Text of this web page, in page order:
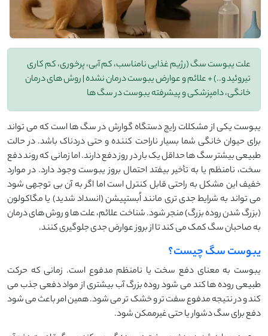
علت یبوست سگ (رژیم غذایی نامناسب، کم آبی، پرخوری، کم کاری
تیروئید و..) + علائم و عوارض یبوست درمان نشده | روش های درمان
خانگی، دامپزشکی و پیشرفته یبوست در سگ ها
یبوست یکی از مشکلات رایج دستگاه گوارش در سگ ها است که می تواند
برای حیوان خانگی شما بسیار ناراحت کننده و حتی دردناک باشد. در حالت
طبیعی بیشتر سگ ها حداقل یک بار در روز دفع دارند. اما زمانی که روند دفع
سخت، نامنظم یا به تأخیر بیفتد احتمال بروز یبوست وجود دارد. در موارد
خفیف این مشکل به راحتی قابل کنترل است اما اگر به آن بی توجهی شود
می تواند به شرایط جدی تری مانند اُبستپیشن (انسداد شدید) یا مگاکولون
(بزرگ شدن روده بزرگ) منجر شود. شناخت علائم، علت ها و روش های درمان
به صاحبان سگ کمک می کند تا از بروز عوارض جدی جلوگیری کنند.
یبوست سگ چیست؟
یبوست به معنای دفع سخت یا نامنظم مدفوع است. زمانی که حرکت
طبیعی روده ها کند می شود روده بزرگ آب بیشتری از مواد دفعی جذب می
کند و در نتیجه مدفوع سفت تر و خشک تر می شود. همین امر باعث می شود
دفع برای سگ دشوار یا حتی غیرممکن شود.